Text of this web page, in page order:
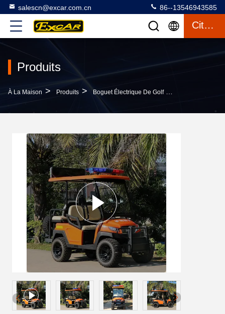
salescn@excar.com.cn 86--13546943585
Citation
Produits
À La Maison > Produits > Boguet Électrique De Golf >